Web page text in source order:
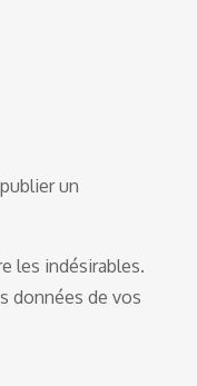
un
les indésirables.
données de vos